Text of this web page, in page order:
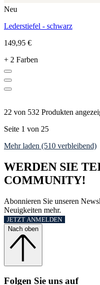
Neu
Lederstiefel - schwarz
149,95 €
+ 2 Farben
22 von 532 Produkten
Seite 1 von 25
Mehr laden (510 verbleibend)
WERDEN SIE
COMMUNITY!
Abonnieren Sie unseren
Neuigkeiten mehr.
JETZT ANMELDEN
Nach oben
Folgen Sie uns auf